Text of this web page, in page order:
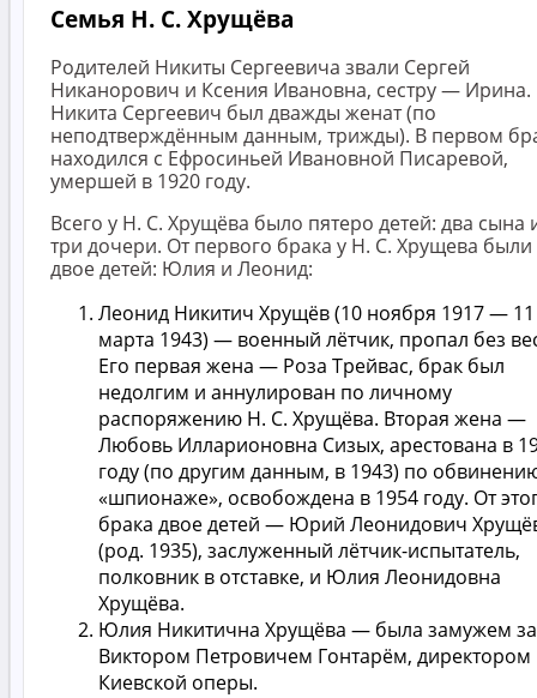
Семья Н. С. Хрущёва
Родителей Никиты Сергеевича звали Сергей
Никанорович и Ксения Ивановна, сестру — Ирина.
Никита Сергеевич был дважды женат (по
неподтверждённым данным, трижды). В первом
находился с Ефросиньей Ивановной Писаревой,
умершей в 1920 году.
Всего у Н. С. Хрущёва было пятеро детей: два сына
три дочери. От первого брака у Н. С. Хрущева были
двое детей: Юлия и Леонид:
Леонид Никитич Хрущёв (10 ноября 1917 — 11
марта 1943) — военный лётчик, пропал без
Его первая жена — Роза Трейвас, брак был
недолгим и аннулирован по личному
распоряжению Н. С. Хрущёва. Вторая жена —
Любовь Илларионовна Сизых, арестована в
году (по другим данным, в 1943) по
«шпионаже», освобождена в 1954 году. От
брака двое детей — Юрий Леонидович
(род. 1935), заслуженный лётчик-испытатель,
полковник в отставке, и Юлия Леонидовна
Хрущёва.
Юлия Никитична Хрущёва — была замужем за
Виктором Петровичем Гонтарём, директором
Киевской оперы.